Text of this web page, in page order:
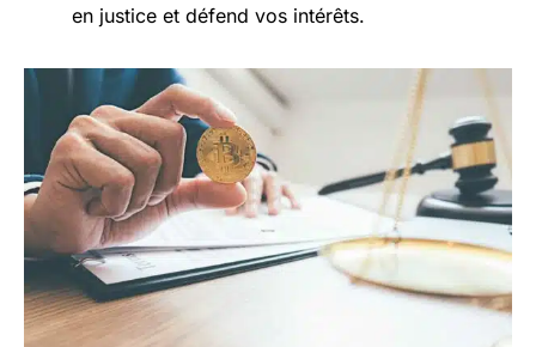
en justice et défend vos intérêts.